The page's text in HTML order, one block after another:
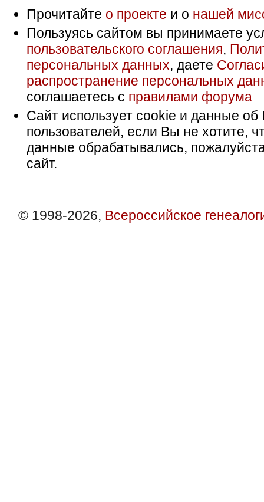
Прочитайте о проекте и о нашей
Пользуясь сайтом вы принимаете
пользовательского соглашения,
персональных данных, даете
распространение персональных
соглашаетесь с правилами форума
Сайт использует cookie и данные об
пользователей, если Вы не хотите,
данные обрабатывались,
сайт.
© 1998-2026, Всероссийское